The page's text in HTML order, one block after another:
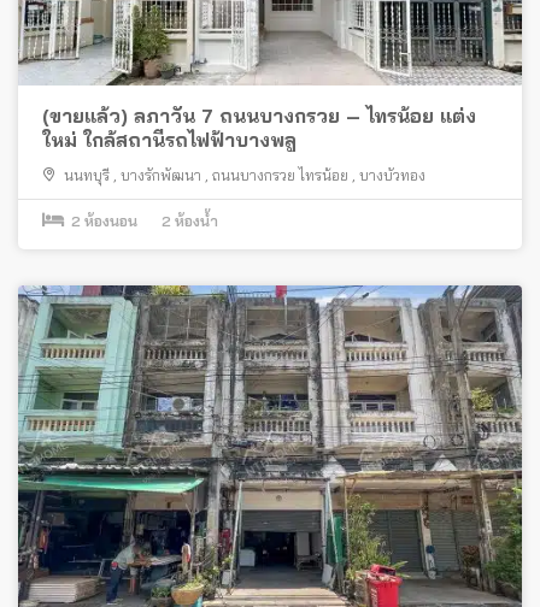
(ขายแล้ว) ลภาวัน 7 ถนนบางกรวย – ไทรน้อย แต่ง
ใหม่ ใกล้สถานีรถไฟฟ้าบางพลู
นนทบุรี บางรักพัฒนา ถนนบางกรวย ไทรน้อย บางบัวทอง
2 ห้องนอน 2 ห้องน้ำ